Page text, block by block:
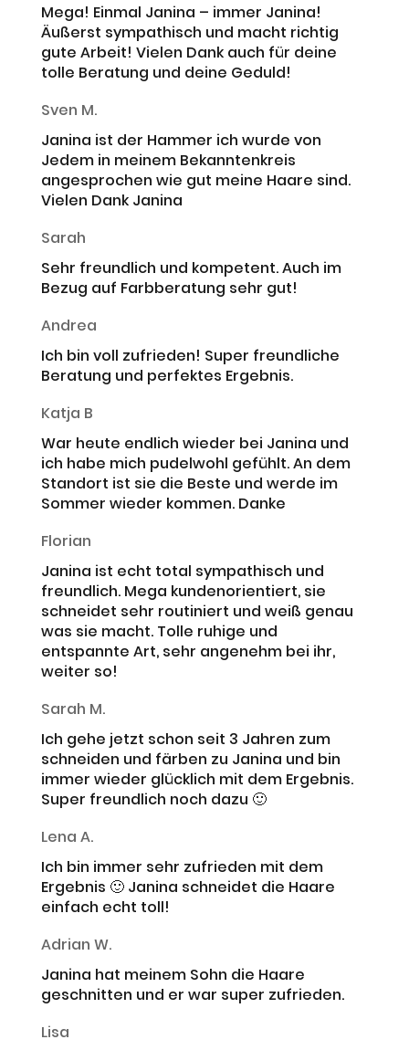
Mega! Einmal Janina – immer Janina!
Äußerst sympathisch und macht richtig
gute Arbeit! Vielen Dank auch für deine
tolle Beratung und deine Geduld!
Sven M.
Janina ist der Hammer ich wurde von
Jedem in meinem Bekanntenkreis
angesprochen wie gut meine Haare sind.
Vielen Dank Janina
Sarah
Sehr freundlich und kompetent. Auch im
Bezug auf Farbberatung sehr gut!
Andrea
Ich bin voll zufrieden! Super freundliche
Beratung und perfektes Ergebnis.
Katja B
War heute endlich wieder bei Janina und
ich habe mich pudelwohl gefühlt. An dem
Standort ist sie die Beste und werde im
Sommer wieder kommen. Danke
Florian
Janina ist echt total sympathisch und
freundlich. Mega kundenorientiert, sie
schneidet sehr routiniert und weiß genau
was sie macht. Tolle ruhige und
entspannte Art, sehr angenehm bei ihr,
weiter so!
Sarah M.
Ich gehe jetzt schon seit 3 Jahren zum
schneiden und färben zu Janina und bin
immer wieder glücklich mit dem Ergebnis.
Super freundlich noch dazu 🙂
Lena A.
Ich bin immer sehr zufrieden mit dem
Ergebnis 🙂 Janina schneidet die Haare
einfach echt toll!
Adrian W.
Janina hat meinem Sohn die Haare
geschnitten und er war super zufrieden.
Lisa